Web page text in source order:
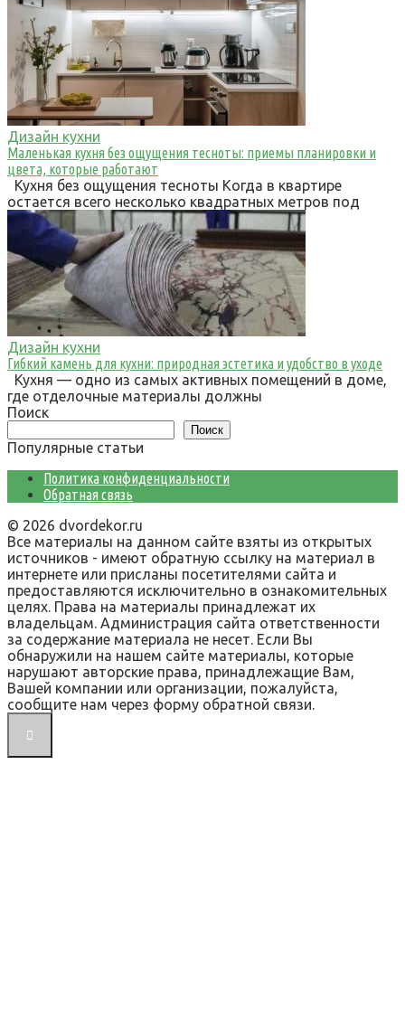
Дизайн кухни
Маленькая кухня без ощущения тесноты: приемы планировки и
цвета, которые работают
Кухня без ощущения тесноты Когда в квартире
остается всего несколько квадратных метров под
Дизайн кухни
Гибкий камень для кухни: природная эстетика и удобство в уходе
Кухня — одно из самых активных помещений в доме,
где отделочные материалы должны
Поиск
Поиск
Популярные статьи
Политика конфиденциальности
Обратная связь
© 2026 dvordekor.ru
Все материалы на данном сайте взяты из открытых
источников - имеют обратную ссылку на материал в
интернете или присланы посетителями сайта и
предоставляются исключительно в ознакомительных
целях. Права на материалы принадлежат их
владельцам. Администрация сайта ответственности
за содержание материала не несет. Если Вы
обнаружили на нашем сайте материалы, которые
нарушают авторские права, принадлежащие Вам,
Вашей компании или организации, пожалуйста,
сообщите нам через форму обратной связи.